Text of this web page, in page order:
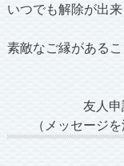
いつでも解除が出
素敵なご縁がある
友人申
（メッセージ